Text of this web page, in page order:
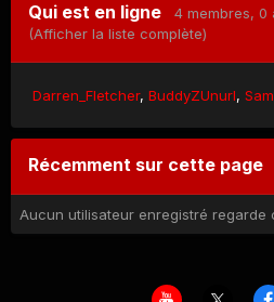
Qui est en ligne 4 membres, 0
(Afficher la liste complète)
Darren_Fletcher BuddyZUnurl
Récemment sur cette page
Aucun utilisateur enregistré regarde